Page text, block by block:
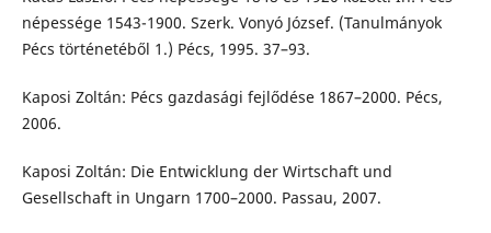
népessége 1543-1900. Szerk. Vonyó József. (Tanulmányok
Pécs történetéből 1.) Pécs, 1995. 37–93.
Kaposi Zoltán: Pécs gazdasági fejlődése 1867–2000. Pécs,
2006.
Kaposi Zoltán: Die Entwicklung der Wirtschaft und
Gesellschaft in Ungarn 1700–2000. Passau, 2007.